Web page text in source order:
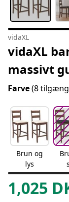
vidaXL
vidaXL
massivt
Farve(8
Brun og
lys
1,025